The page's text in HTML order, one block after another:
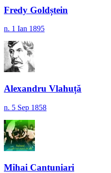
Fredy Goldștein
n. 1 Ian 1895
Alexandru Vlahuță
n. 5 Sep 1858
Mihai Cantuniari